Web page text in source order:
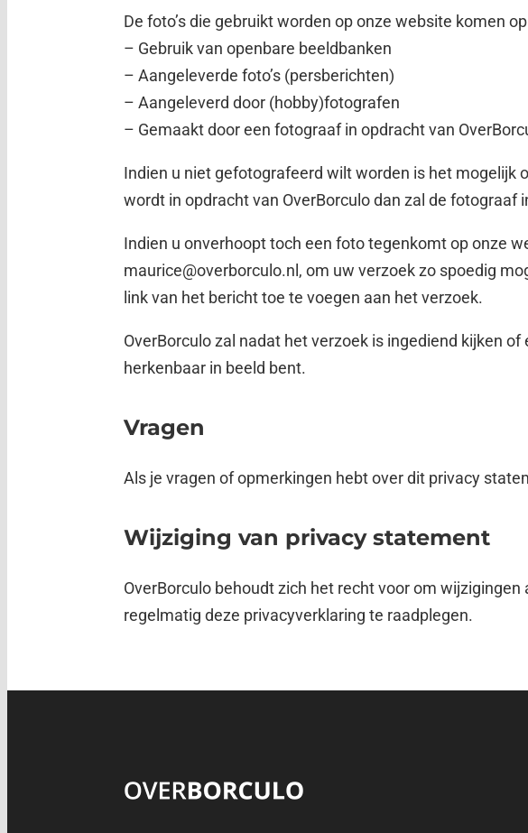
De foto’s die gebruikt worden op onze website komen
– Gebruik van openbare beeldbanken
– Aangeleverde foto’s (persberichten)
– Aangeleverd door (hobby)fotografen
– Gemaakt door een fotograaf in opdracht van
Indien u niet gefotografeerd wilt worden is het mogelijk
wordt in opdracht van OverBorculo dan zal de fotograaf
Indien u onverhoopt toch een foto tegenkomt op onze
maurice@overborculo.nl, om uw verzoek zo spoedig
link van het bericht toe te voegen aan het verzoek.
OverBorculo zal nadat het verzoek is ingediend kijken
herkenbaar in beeld bent.
Vragen
Als je vragen of opmerkingen hebt over dit privacy
Wijziging van privacy statement
OverBorculo behoudt zich het recht voor om
regelmatig deze privacyverklaring te raadplegen.